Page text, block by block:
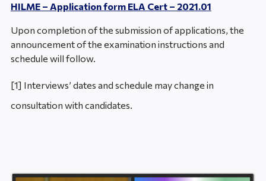
HILME – Application form ELA Cert – 2021.01
Upon completion of the submission of applications, the
announcement of the examination instructions and
schedule will follow.
[1] Interviews’ dates and schedule may change in
consultation with candidates.